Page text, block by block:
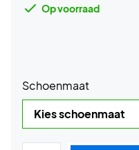
Op voorraad
Schoenmaat